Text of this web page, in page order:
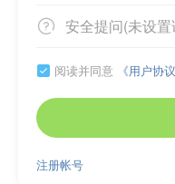
 安全提问(未设
 阅读并同意 《用户协议
注册帐号